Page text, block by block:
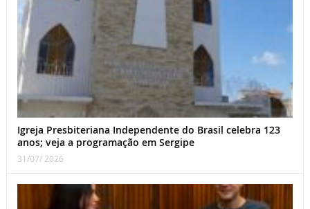
Igreja Presbiteriana Independente do Brasil celebra 123
anos; veja a programação em Sergipe
31/07/ 2026